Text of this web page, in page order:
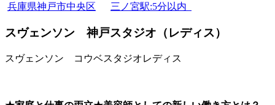
兵庫県神戸市中央区 三ノ宮駅:5分以内
スヴェンソン 神戸スタジオ（レディス）
スヴェンソン コウベスタジオレディス